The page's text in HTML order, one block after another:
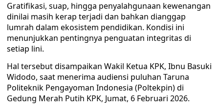
Gratifikasi, suap, hingga penyalahgunaan kewenangan
dinilai masih kerap terjadi dan bahkan dianggap
lumrah dalam ekosistem pendidikan. Kondisi ini
menunjukkan pentingnya penguatan integritas di
setiap lini.
Hal tersebut disampaikan Wakil Ketua KPK, Ibnu Basuki
Widodo, saat menerima audiensi puluhan Taruna
Politeknik Pengayoman Indonesia (Poltekpin) di
Gedung Merah Putih KPK, Jumat, 6 Februari 2026.